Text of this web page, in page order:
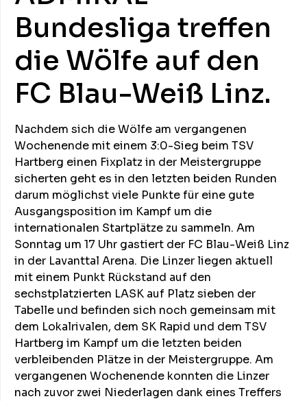
Bundesliga treffen
die Wölfe auf den
FC Blau-Weiß Linz.
Nachdem sich die Wölfe am vergangenen
Wochenende mit einem 3:0-Sieg beim TSV
Hartberg einen Fixplatz in der Meistergruppe
sicherten geht es in den letzten beiden Runden
darum möglichst viele Punkte für eine gute
Ausgangsposition im Kampf um die
internationalen Startplätze zu sammeln. Am
Sonntag um 17 Uhr gastiert der FC Blau-Weiß Linz
in der Lavanttal Arena. Die Linzer liegen aktuell
mit einem Punkt Rückstand auf den
sechstplatzierten LASK auf Platz sieben der
Tabelle und befinden sich noch gemeinsam mit
dem Lokalrivalen, dem SK Rapid und dem TSV
Hartberg im Kampf um die letzten beiden
verbleibenden Plätze in der Meistergruppe. Am
vergangenen Wochenende konnten die Linzer
nach zuvor zwei Niederlagen dank eines Treffers